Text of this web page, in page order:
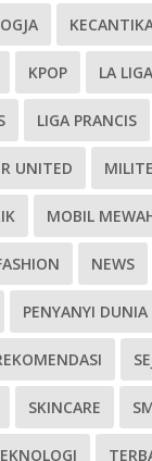
KPOP LA LIGA
LIGA PRANCIS
UNITED
MOBIL
NEWS
PENYANYI DUNIA
SKINCARE